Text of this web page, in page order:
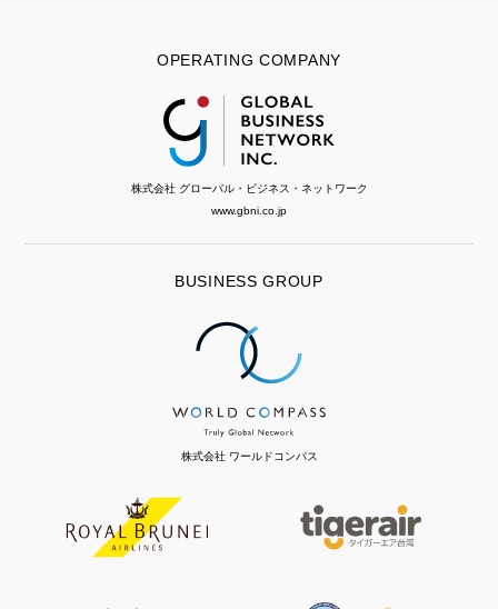
OPERATING COMPANY
株式会社 グローバル・ビジネス・ネットワーク
www.gbni.co.jp
BUSINESS GROUP
株式会社 ワールドコンパス